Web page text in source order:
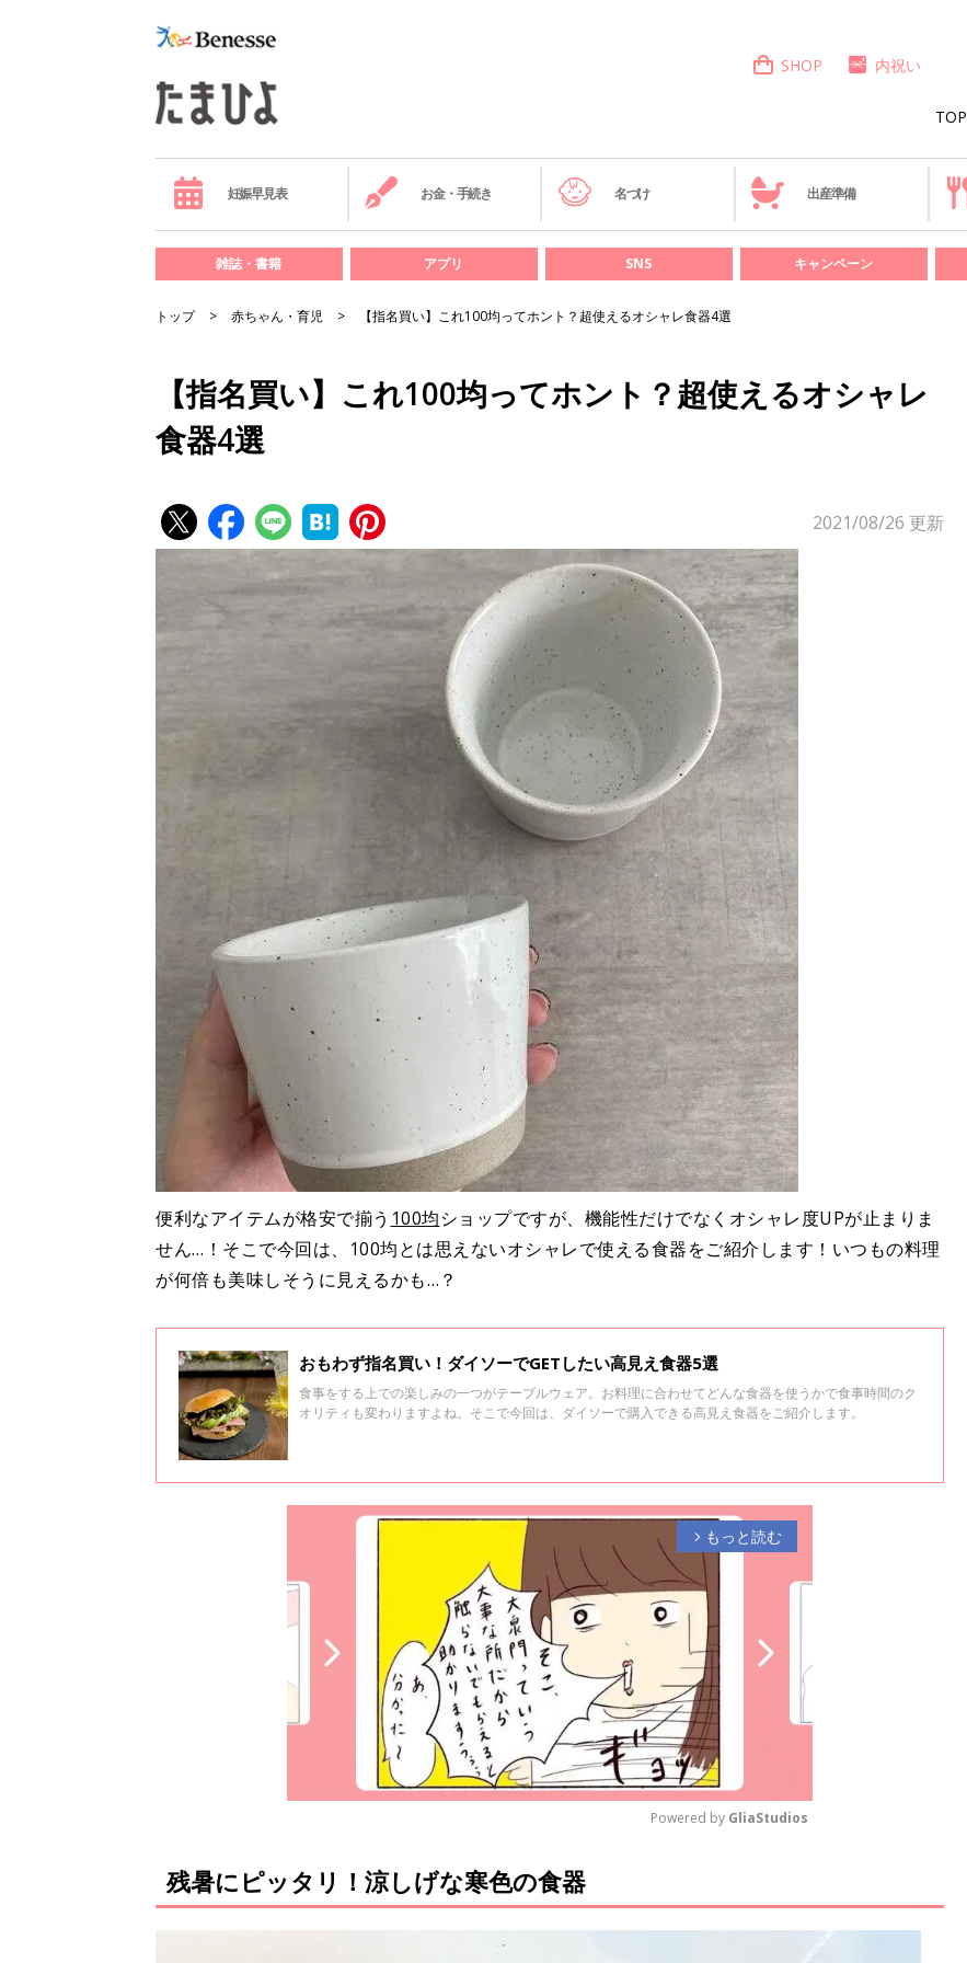
TOP
SHOP 内祝い
妊娠早見表 お金・手続き 名づけ 出産準備
雑誌・書籍 アプリ SNS キャンペーン
トップ 赤ちゃん・育児 【指名買い】これ100均ってホント？超使えるオシャレ食器4選
【指名買い】これ100均ってホント？超使えるオシャレ
食器4選
2021/08/26 更新
便利なアイテムが格安で揃う 100均ショップですが、機能性だけでなくオシャレ度UPが止まりま
せん…！そこで今回は、100均とは思えないオシャレで使える食器をご紹介します！いつもの料理
が何倍も美味しそうに見えるかも…？
おもわず指名買い！ダイソーでGETしたい高見え食器5選
食事をする上での楽しみの一つがテーブルウェア。お料理に合わせてどんな食器を使うかで食事時間のク
オリティも変わりますよね。そこで今回は、ダイソーで購入できる高見え食器をご紹介します。
arrow_forward_ios もっと読む
u
Powered by GliaStudios
残暑にピッタリ！涼しげな寒色の食器